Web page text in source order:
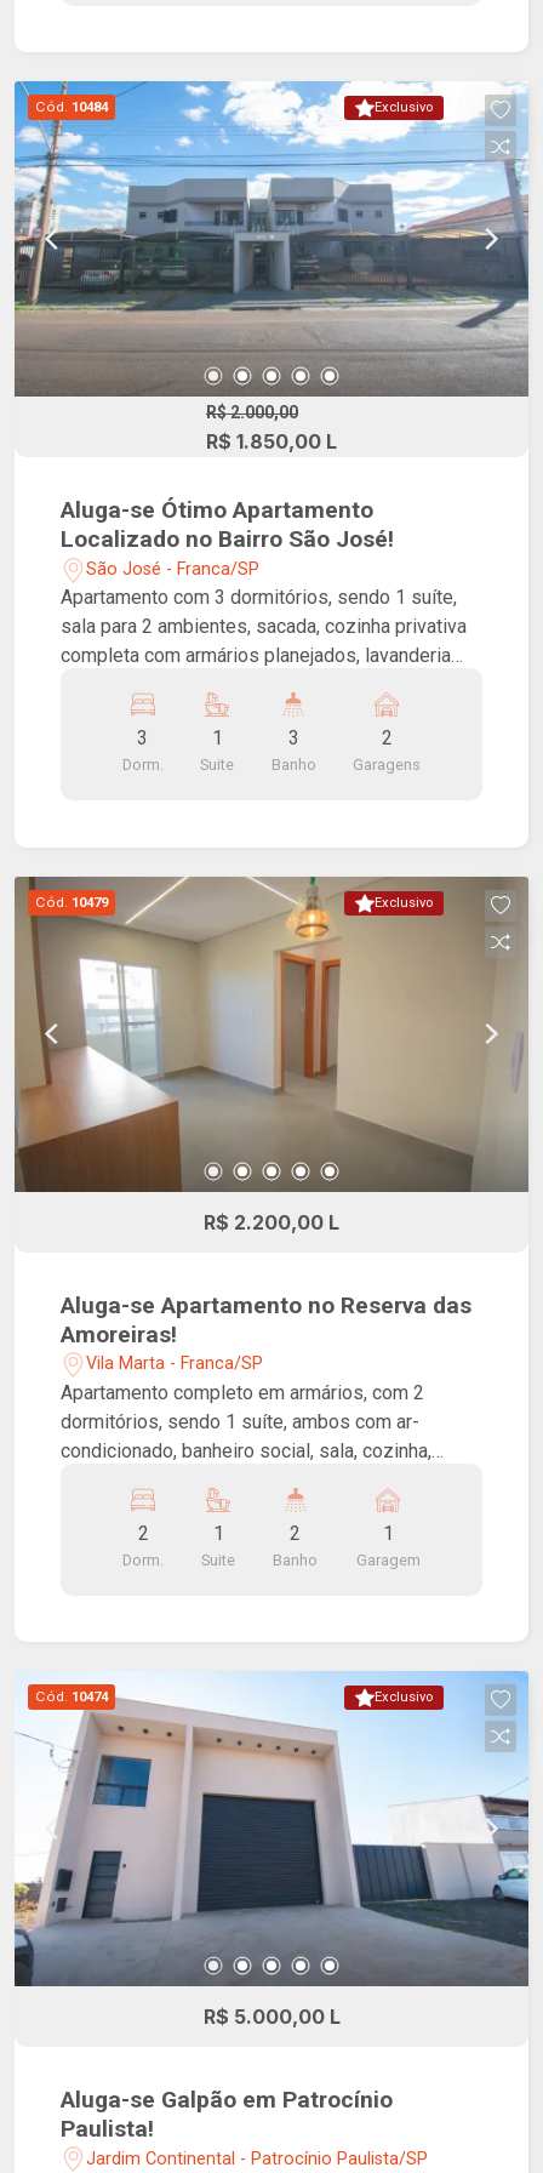
Exclusivo
Cód. 10484
R$ 2.000,00
R$ 1.850,00 L
Aluga-se Ótimo Apartamento
Localizado no Bairro São José!
São José - Franca/SP
Apartamento com 3 dormitórios, sendo 1 suíte,
sala para 2 ambientes, sacada, cozinha privativa
completa com armários planejados, lavanderia
cobertas. Possui portão eletrônico!
3
Dorm.
1
Suite
3
Banho
2
Garagens
Exclusivo
Cód. 10479
R$ 2.200,00 L
Aluga-se Apartamento no Reserva das
Amoreiras!
Vila Marta - Franca/SP
Apartamento completo em armários, com 2
dormitórios, sendo 1 suíte, ambos com ar-
condicionado, banheiro social, sala, cozinha,
A sacada é fechada com vidro temperado,
proporcionando mais conforto e segurança. O
imóvel conta ainda com 1 vaga de garagem.
privilegiada, próximo à Avenida Paulo VI.
2
Dorm.
1
Suite
2
Banho
1
Garagem
Exclusivo
Cód. 10474
R$ 5.000,00 L
Aluga-se Galpão em Patrocínio
Paulista!
Jardim Continental - Patrocínio Paulista/SP